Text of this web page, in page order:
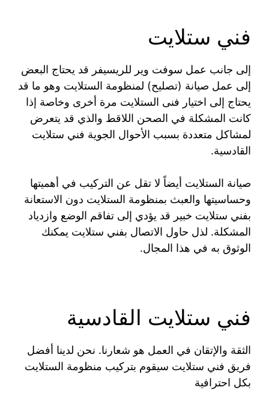
فني ستلايت
إلى جانب عمل سوفت وير للريسيفر قد يحتاج البعض
إلى عمل صيانة (تصليح) لمنظومة الستلايت وهو ما قد
يحتاج إلى اختيار فنى الستلايت مرة أخرى وخاصة إذا
كانت المشكلة في الصحن اللاقط والذي قد يتعرض
لمشاكل متعددة بسبب الأحوال الجوية فني ستلايت
القادسية.
صيانة الستلايت أيضاً لا تقل عن التركيب في أهميتها
وحساسيتها والعبث بمنظومة الستلايت دون الاستعانة
بفني ستلايت خبير قد يؤدي إلى تفاقم الوضع وازدياد
المشكلة. لذل حاول الاتصال بفني ستلايت يمكنك
الوثوق به في هذا المجال.
فني ستلايت القادسية
الثقة والإتقان في العمل هو شعارنا. نحن لدينا أفضل
فريق فني ستلايت سيقوم بتركيب منظومة الستلايت
بكل احترافية